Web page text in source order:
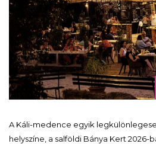
A Káli-medence egyik
helyszíne, a salföldi Bánya Kert 2026-